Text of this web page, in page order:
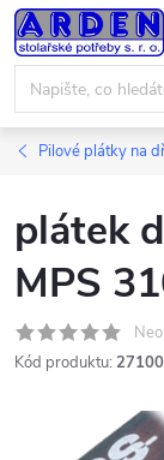
Přejít
na
obsah
Pilové plátky na
plátek
MPS
Kód produktu: